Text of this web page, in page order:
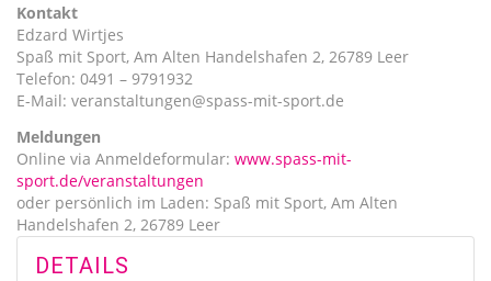
Kontakt
Edzard Wirtjes
Spaß mit Sport, Am Alten Handelshafen 2, 26789 Leer
Telefon: 0491 – 9791932
E-Mail: veranstaltungen@spass-mit-sport.de
Meldungen
Online via Anmeldeformular: www.spass-mit-
sport.de/veranstaltungen
oder persönlich im Laden: Spaß mit Sport, Am Alten
Handelshafen 2, 26789 Leer
DETAILS